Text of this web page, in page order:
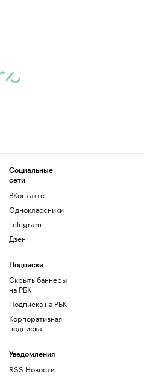
Социальные
сети
ВКонтакте
Одноклассники
Telegram
Дзен
Подписки
Скрыть баннеры
на РБК
Подписка на РБК
Корпоративная
подписка
Уведомления
RSS Новости